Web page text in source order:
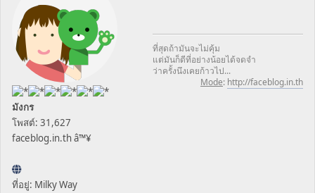
มังกร
โพสต์: 31,627
faceblog.in.th â™¥
ที่อยู่: Milky Way
ที่สุดถ้ามันจะไม่คุ้ม
แต่มันก็ดีที่อย่างน้อยได้จดจำ
ว่าครั้งนึงเคยก้าวไป...
Mode: http://faceblog.in.th